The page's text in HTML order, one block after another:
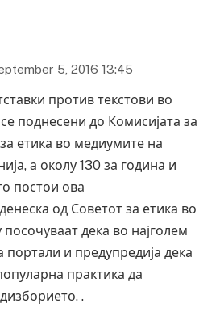
5, 2016 13:45
против текстови во
поднесени до Комисијата за
етика во медиумите на
а околу 130 за година и
постои ова
од Советот за етика во
дека во најголем
портали и предупредија дека
практика да
.